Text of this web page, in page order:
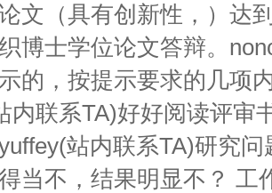
文（具有创新性，）达
博士学位论文答辩。
的，按提示要求的几项
内联系TA)好好阅读评审
站内联系TA)研究
当不，结果明显不？ 工